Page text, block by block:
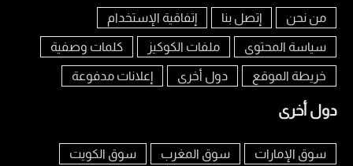
من نحن إتصل بنا إتفاقية الإستخدام
سياسة المحتوى ملفات الكوكيز كلمات وصفية
خريطة الموقع دول أخرى إعلانات مدفوعة
دول أخرى
سوق الإمارات سوق المغرب سوق الكويت